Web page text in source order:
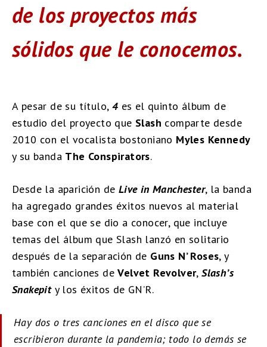
de los proyectos más
sólidos que le conocemos.
A pesar de su título, 4 es el quinto álbum de
estudio del proyecto que Slash comparte desde
2010 con el vocalista bostoniano Myles Kennedy
y su banda The Conspirators.
Desde la aparición de Live in Manchester, la banda
ha agregado grandes éxitos nuevos al material
base con el que se dio a conocer, que incluye
temas del álbum que Slash lanzó en solitario
después de la separación de Guns N’ Roses, y
también canciones deVelvet Revolver,Slash’s
Snakepity los éxitos de GN’R.
Hay dos o tres canciones en el disco que se
escribieron durante la pandemia; todo lo demás se